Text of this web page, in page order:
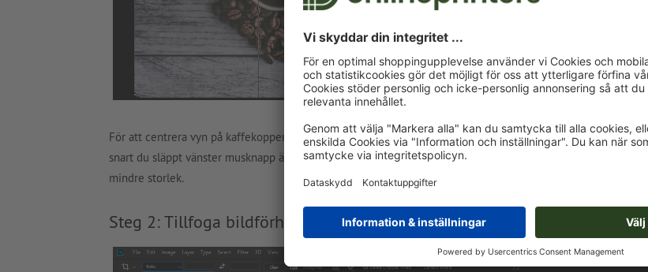
För att centrera vyn på kaffekoppen och kaffebönorna, ta tag i det övre högra hörnet och dra mot mitten. Så
snart du släppt vänster musknapp är alla områden, som är avskurna, mörkt skuggade och rastret visas i en
mindre storlek.
Steg 2: Tillfoga bildförhållande